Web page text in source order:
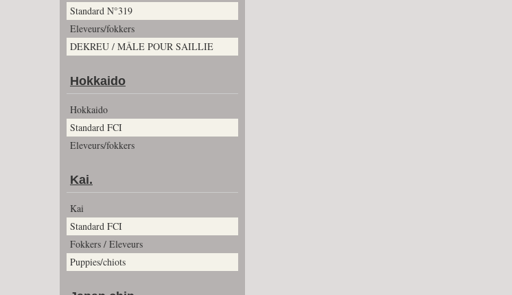
Standard N°319
Eleveurs/fokkers
DEKREU / MÂLE POUR SAILLIE
Hokkaido
Hokkaido
Standard FCI
Eleveurs/fokkers
Kai.
Kai
Standard FCI
Fokkers / Eleveurs
Puppies/chiots